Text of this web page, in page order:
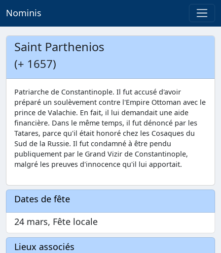
Nominis
Saint Parthenios
(+ 1657)
Patriarche de Constantinople. Il fut accusé d'avoir
préparé un soulèvement contre l'Empire Ottoman avec le
prince de Valachie. En fait, il lui demandait une aide
financière. Dans le même temps, il fut dénoncé par les
Tatares, parce qu'il était honoré chez les Cosaques du
Sud de la Russie. Il fut condamné à être pendu
publiquement par le Grand Vizir de Constantinople,
malgré les preuves d'innocence qu'il lui apportait.
Dates de fête
24 mars, Fête locale
Lieux associés